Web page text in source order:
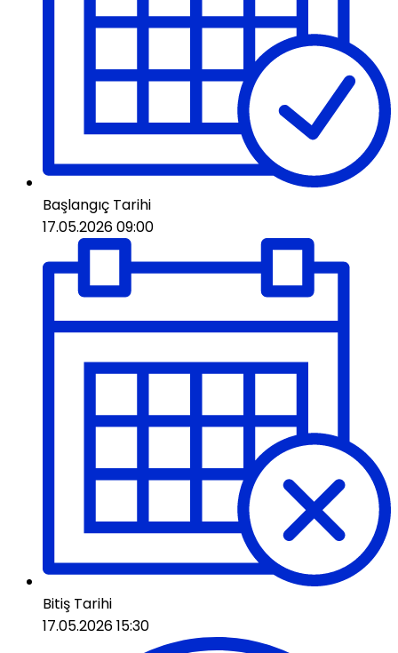
Başlangıç ​​Tarihi
17.05.2026 09:00
Bitiş Tarihi
17.05.2026 15:30